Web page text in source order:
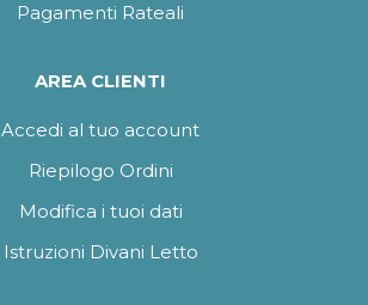
Pagamenti Rateali
AREA CLIENTI
Accedi al tuo account
Riepilogo Ordini
Modifica i tuoi dati
Istruzioni Divani Letto